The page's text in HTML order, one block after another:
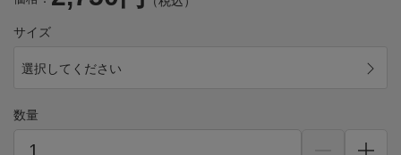
サイズ
選択してください
数量